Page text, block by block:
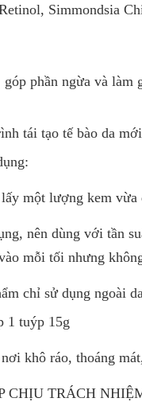
Simmondsia
phần ngừa và làm
tái tạo tế bào da
một lượng kem
nên dùng với tần
mỗi tối nhưng
chỉ sử dụng ngoài
1 tuýp 15g
khô ráo, thoáng
CHỊU TRÁCH